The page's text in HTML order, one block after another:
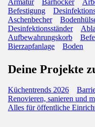
Befestigung
Aschenbecher
Desinfektionsständer
Aufbewahrungskorb
Bierzapfanlage
Boden
Deine Projekte
Küchentrends 2026
Renovieren, sanieren und
Alles für öffentliche